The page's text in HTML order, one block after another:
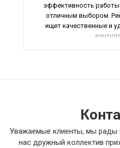
эффективность
отличным выбором.
ищет качественные и
Уважаемые клиенты, мы рады
нас дружный коллектив